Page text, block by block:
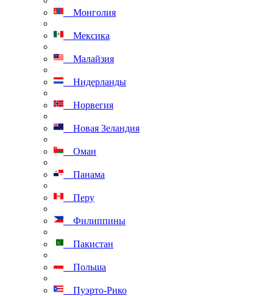
Монголия
Мексика
Малайзия
Нидерланды
Норвегия
Новая Зеландия
Оман
Панама
Перу
Филиппины
Пакистан
Польша
Пуэрто-Рико